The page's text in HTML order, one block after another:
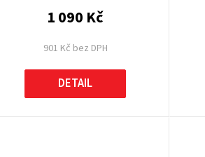
901 Kč bez DPH
1 090 Kč
DETAIL